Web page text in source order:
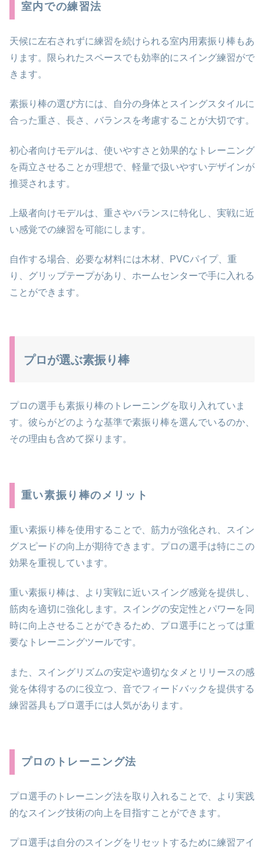
室内での練習法
天候に左右されずに練習を続けられる室内用素振り棒もあ
ります。限られたスペースでも効率的にスイング練習がで
きます。
素振り棒の選び方には、自分の身体とスイングスタイルに
合った重さ、長さ、バランスを考慮することが大切です。
初心者向けモデルは、使いやすさと効果的なトレーニング
を両立させることが理想で、軽量で扱いやすいデザインが
推奨されます。
上級者向けモデルは、重さやバランスに特化し、実戦に近
い感覚での練習を可能にします。
自作する場合、必要な材料には木材、PVCパイプ、重
り、グリップテープがあり、ホームセンターで手に入れる
ことができます。
プロが選ぶ素振り棒
プロの選手も素振り棒のトレーニングを取り入れていま
す。彼らがどのような基準で素振り棒を選んでいるのか、
その理由も含めて探ります。
重い素振り棒のメリット
重い素振り棒を使用することで、筋力が強化され、スイン
グスピードの向上が期待できます。プロの選手は特にこの
効果を重視しています。
重い素振り棒は、より実戦に近いスイング感覚を提供し、
筋肉を適切に強化します。スイングの安定性とパワーを同
時に向上させることができるため、プロ選手にとっては重
要なトレーニングツールです。
また、スイングリズムの安定や適切なタメとリリースの感
覚を体得するのに役立つ、音でフィードバックを提供する
練習器具もプロ選手には人気があります。
プロのトレーニング法
プロ選手のトレーニング法を取り入れることで、より実践
的なスイング技術の向上を目指すことができます。
プロ選手は自分のスイングをリセットするために練習アイ